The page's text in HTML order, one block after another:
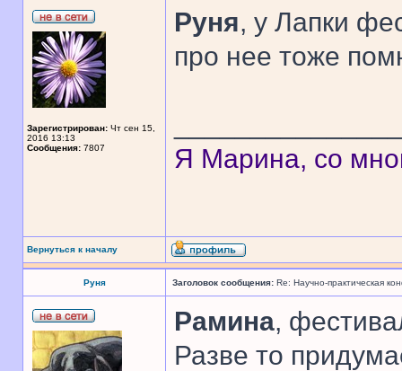
Зарегистрирован: Чт сен 15,
2016 13:13
Сообщения: 7807
Руня, у Лапки
про нее тоже
Я Марина, со
Вернуться к началу
Руня Заголовок сообщения: Re: Научно-практическая
Рамина,
Разве то